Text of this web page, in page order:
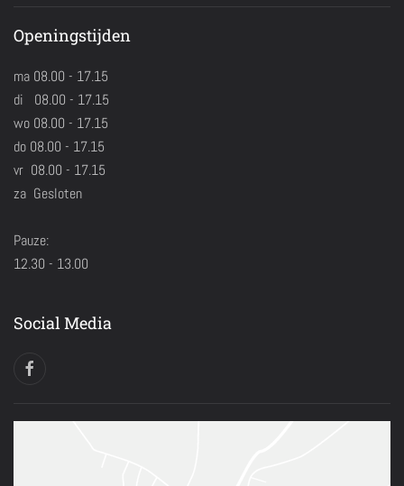
Openingstijden
ma 08.00 - 17.15
di 08.00 - 17.15
wo 08.00 - 17.15
do 08.00 - 17.15
vr 08.00 - 17.15
za Gesloten
Pauze:
12.30 - 13.00
Social Media